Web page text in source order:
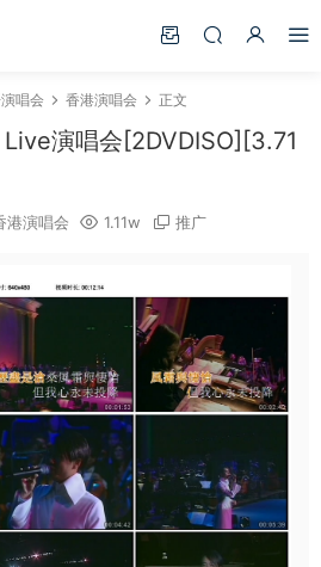
唱会 香港演唱会 正文
演唱会[2DVDISO][3.71
港演唱会 1.11w 推广